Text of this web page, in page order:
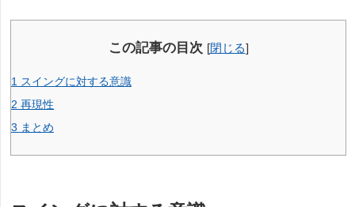
この記事の目次 [閉じる]
1 スイングに対する意識
2 再現性
3 まとめ